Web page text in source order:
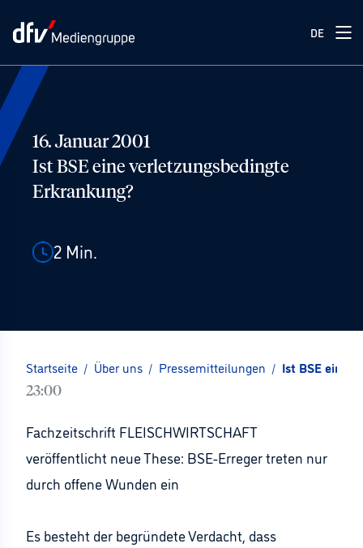
DE
16. Januar 2001
Ist BSE eine verletzungsbedingte
Erkrankung?
2 Min.
Startseite / Über uns / Pressemitteilungen / Ist BSE eine
23:00
Fachzeitschrift FLEISCHWIRTSCHAFT
veröffentlicht neue These: BSE-Erreger treten nur
durch offene Wunden ein
Es besteht der begründete Verdacht, dass